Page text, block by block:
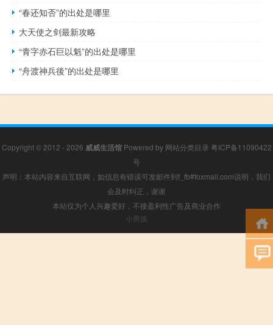
“春还知否”的出处是哪里
大天使之剑最新攻略
“青字赤石巨以魁”的出处是哪里
“舟渡神兵後”的出处是哪里
Copyright © 2012 - 2026 威威生活馆Powered by 网站分类目录 粤ICP备11090422
号
声明：本站内容来自互联网，如信息有错误可发邮件到f_fb#foxmail.com说明，我们
会及时纠正，谢谢
本站仅为个人兴趣爱好，不接盈利性广告及商业合作
小男孩